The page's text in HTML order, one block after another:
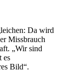
Da wird
Missbrauch
„Wir sind
es
Bild“.